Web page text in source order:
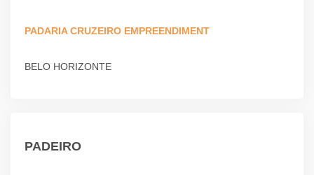
PADARIA CRUZEIRO EMPREENDIMENT
BELO HORIZONTE
PADEIRO